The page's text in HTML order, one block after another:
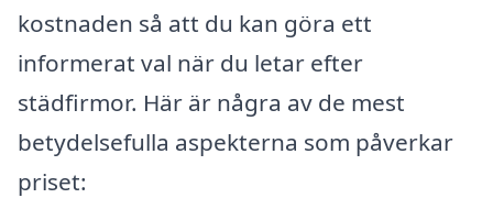
kostnaden så att du kan göra ett
informerat val när du letar efter
städfirmor. Här är några av de mest
betydelsefulla aspekterna som påverkar
priset: